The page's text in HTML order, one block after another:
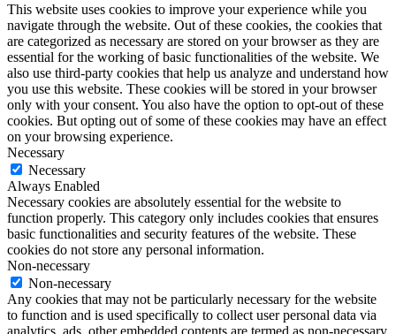
This website uses cookies to improve your experience while you
navigate through the website. Out of these cookies, the cookies that
are categorized as necessary are stored on your browser as they are
essential for the working of basic functionalities of the website. We
also use third-party cookies that help us analyze and understand how
you use this website. These cookies will be stored in your browser
only with your consent. You also have the option to opt-out of these
cookies. But opting out of some of these cookies may have an effect
on your browsing experience.
Necessary
Necessary
Always Enabled
Necessary cookies are absolutely essential for the website to
function properly. This category only includes cookies that ensures
basic functionalities and security features of the website. These
cookies do not store any personal information.
Non-necessary
Non-necessary
Any cookies that may not be particularly necessary for the website
to function and is used specifically to collect user personal data via
analytics, ads, other embedded contents are termed as non-necessary